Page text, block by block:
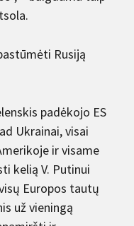
Rusiją
padėkojo ES
Ukrainai, visai
ir visame
kelią V. Putinui
Europos tautų
už vieningą